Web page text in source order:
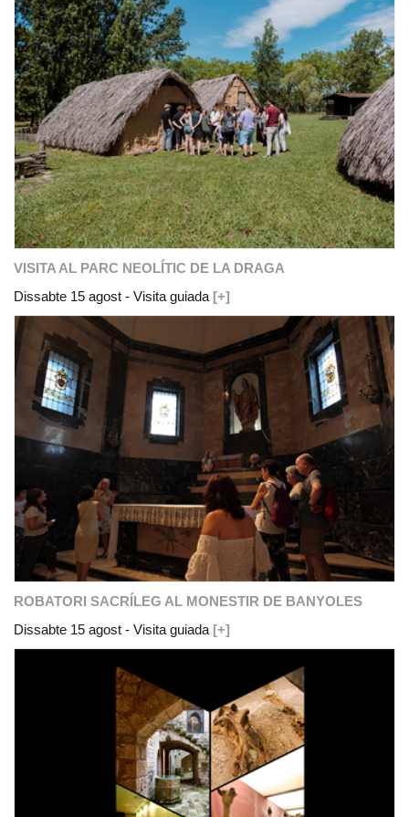
VISITA AL PARC NEOLÍTIC DE LA DRAGA
Dissabte 15 agost - Visita guiada [+]
ROBATORI SACRÍLEG AL MONESTIR DE BANYOLES
Dissabte 15 agost - Visita guiada [+]